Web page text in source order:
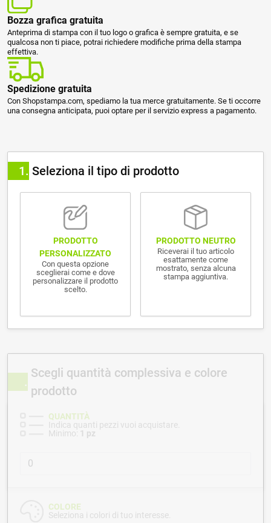
Bozza grafica gratuita
Anteprima di stampa con il tuo logo o grafica è sempre gratuita, e se
qualcosa non ti piace, potrai richiedere modifiche prima della stampa
effettiva.
Spedizione gratuita
Con Shopstampa.com, spediamo la tua merce gratuitamente. Se ti occorre
una consegna anticipata, puoi optare per il servizio express a pagamento.
1 Seleziona il tipo di prodotto
PRODOTTO
PERSONALIZZATO
Con questa opzione
sceglierai come e dove
personalizzare il prodotto
scelto.
PRODOTTO NEUTRO
Riceverai il tuo articolo
esattamente come
mostrato, senza alcuna
stampa aggiuntiva.
Scegli quantità complessiva e colore
prodotto
QUANTITÀ
Indica quanti pezzi vuoi acquistare.
Minimo: 1 pz
COLORE
Seleziona i colori di tuo interesse.